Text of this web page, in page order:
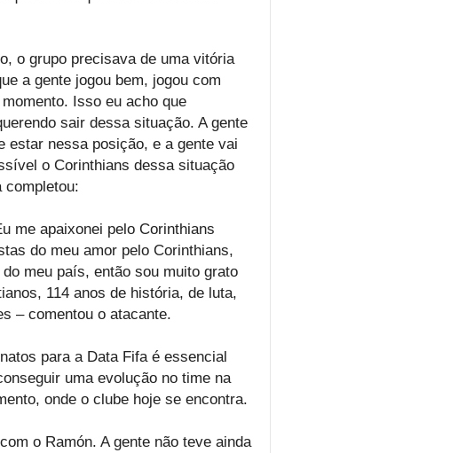
o grupo precisava de uma vitória
a gente jogou bem, jogou com
Isso eu acho que
sair dessa situação. A gente
estar nessa posição, e a gente vai
o Corinthians dessa situação
completou:
me apaixonei pelo Corinthians
do meu amor pelo Corinthians,
meu país, então sou muito grato
114 anos de história, de luta,
– comentou o atacante.
para a Data Fifa é essencial
uma evolução no time na
onde o clube hoje se encontra.
o Ramón. A gente não teve ainda